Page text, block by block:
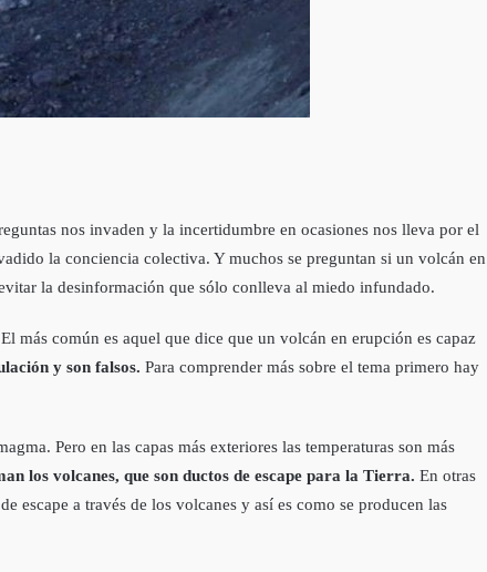
nos invaden y la incertidumbre en ocasiones nos lleva por el
la conciencia colectiva. Y muchos se preguntan si un volcán en
la desinformación que sólo conlleva al miedo infundado.
más común es aquel que dice que un volcán en erupción es capaz
y son falsos. Para comprender más sobre el tema primero hay
Pero en las capas más exteriores las temperaturas son más
los volcanes, que son ductos de escape para la Tierra. En otras
escape a través de los volcanes y así es como se producen las